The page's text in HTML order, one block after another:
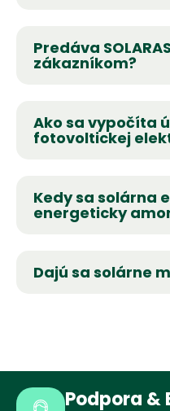
Predáva
zákazníkom?
Ako sa vypočíta
fotovoltickej
Kedy sa solárna
energeticky
Dajú sa solárne
Podpora &